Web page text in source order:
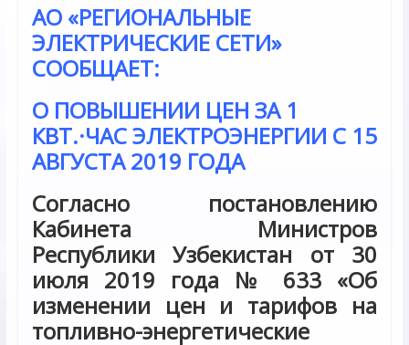
АО «РЕГИОНАЛЬНЫЕ
ЭЛЕКТРИЧЕСКИЕ СЕТИ»
СООБЩАЕТ:
О ПОВЫШЕНИИ ЦЕН ЗА 1
КВТ.·ЧАС ЭЛЕКТРОЭНЕРГИИ С 15
АВГУСТА 2019 ГОДА
Согласно постановлению
Кабинета Министров
Республики Узбекистан от 30
июля 2019 года № 633 «Об
изменении цен и тарифов на
топливно-энергетические